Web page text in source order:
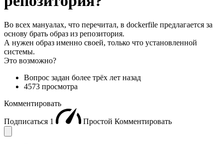
Во всех мануалах, что перечитал, в dockerfile предлагается за
основу брать образ из репозитория.
А нужен образ именно своей, только что установленной
системы.
Это возможно?
Вопрос задан более трёх лет назад
4573 просмотра
Комментировать
Подписаться 1 Простой Комментировать